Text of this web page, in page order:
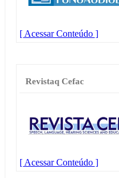
[ Acessar Conteúdo ]
Revistaq Cefac
[ Acessar Conteúdo ]